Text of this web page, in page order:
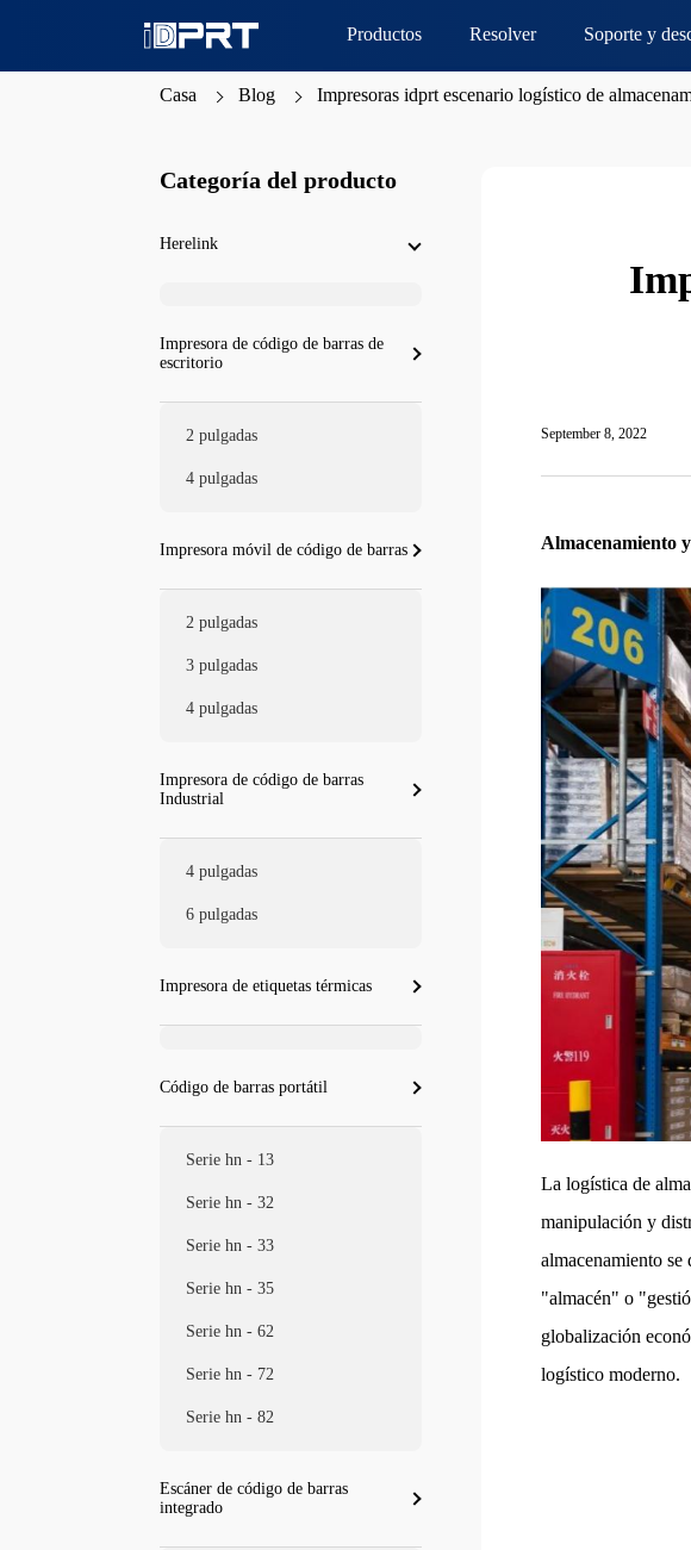
Productos Resolver Soporte y
Casa Blog Impresoras idprt escenario logístico de
September 8, 2022
Almacenamiento
La logística de
manipulación y
almacenamiento
"almacén" o
globalización
logístico moderno.
Categoría del producto
Herelink
Impresora de código de barras de
escritorio
2 pulgadas
4 pulgadas
Impresora móvil de código de barras
2 pulgadas
3 pulgadas
4 pulgadas
Impresora de código de barras
Industrial
4 pulgadas
6 pulgadas
Impresora de etiquetas térmicas
Código de barras portátil
Serie hn - 13
Serie hn - 32
Serie hn - 33
Serie hn - 35
Serie hn - 62
Serie hn - 72
Serie hn - 82
Escáner de código de barras
integrado